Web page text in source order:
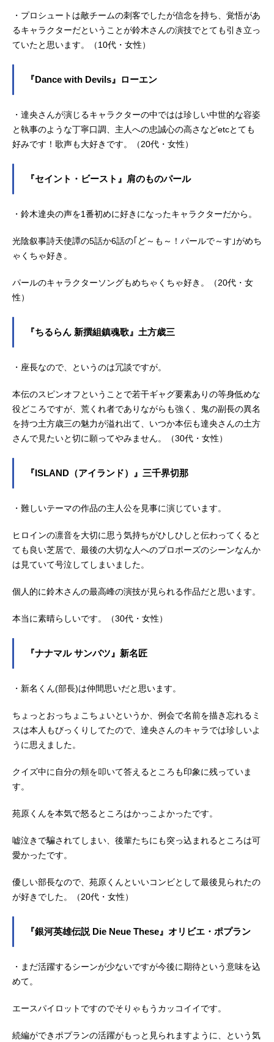
・プロシュートは敵チームの刺客でしたが信念を持ち、覚悟があ
るキャラクターだということが鈴木さんの演技でとても引き立っ
ていたと思います。（10代・女性）
『Dance with Devils』ローエン
・達央さんが演じるキャラクターの中ではは珍しい中世的な容姿
と執事のような丁寧口調、主人への忠誠心の高さなどetcとても
好みです！歌声も大好きです。（20代・女性）
『セイント・ビースト』肩のものパール
・鈴木達央の声を1番初めに好きになったキャラクターだから。
光陰叙事詩天使譚の5話か6話の｢ど～も～！パールで～す｣がめち
ゃくちゃ好き。
パールのキャラクターソングもめちゃくちゃ好き。（20代・女
性）
『ちるらん 新撰組鎮魂歌』土方歳三
・座長なので、というのは冗談ですが。
本伝のスピンオフということで若干ギャグ要素ありの等身低めな
役どころですが、荒くれ者でありながらも強く、鬼の副長の異名
を持つ土方歳三の魅力が溢れ出て、いつか本伝も達央さんの土方
さんで見たいと切に願ってやみません。（30代・女性）
『ISLAND（アイランド）』三千界切那
・難しいテーマの作品の主人公を見事に演じています。
ヒロインの凛音を大切に思う気持ちがひしひしと伝わってくると
ても良い芝居で、最後の大切な人へのプロポーズのシーンなんか
は見ていて号泣してしまいました。
個人的に鈴木さんの最高峰の演技が見られる作品だと思います。
本当に素晴らしいです。（30代・女性）
『ナナマル サンバツ』新名匠
・新名くん(部長)は仲間思いだと思います。
ちょっとおっちょこちょいというか、例会で名前を描き忘れるミ
スは本人もびっくりしてたので、達央さんのキャラでは珍しいよ
うに思えました。
クイズ中に自分の頬を叩いて答えるところも印象に残っていま
す。
苑原くんを本気で怒るところはかっこよかったです。
嘘泣きで騙されてしまい、後輩たちにも突っ込まれるところは可
愛かったです。
優しい部長なので、苑原くんといいコンビとして最後見られたの
が好きでした。（20代・女性）
『銀河英雄伝説 Die Neue These』オリビエ・ポプラン
・まだ活躍するシーンが少ないですが今後に期待という意味を込
めて。
エースパイロットですのでそりゃもうカッコイイです。
続編ができポプランの活躍がもっと見られますように、という気